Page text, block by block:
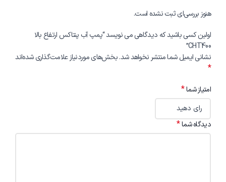
هنوز بررسی‌ای ثبت نشده است.
اولین کسی باشید که دیدگاهی می نویسد “پمپ آب پنتاکس ارتفاع بالا
CHT400”
نشانی ایمیل شما منتشر نخواهد شد.بخش‌های موردنیاز علامت‌گذاری شده‌اند
*
امتیاز شما*
دیدگاه شما*